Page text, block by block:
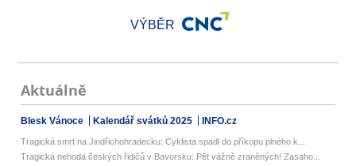
VÝBĚR
Aktuálně
Blesk Vánoce Kalendář svátků 2025 INFO.cz
Tragická smrt na Jindřichohradecku: Cyklista spadl do příkopu plného k...
Tragická nehoda českých řidičů v Bavorsku: Pět vážně zraněných! Zasaho...